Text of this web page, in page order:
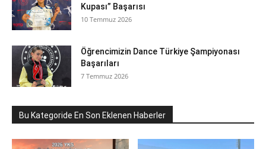
Kupası” Başarısı
10 Temmuz 2026
Öğrencimizin Dance Türkiye Şampiyonası
Başarıları
7 Temmuz 2026
Bu Kategoride En Son Eklenen Haberler